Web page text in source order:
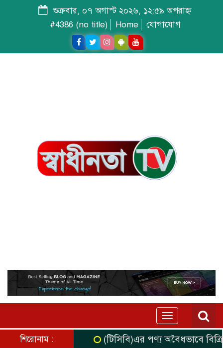
শুক্রবার, ০৭ অগাস্ট ২০২৬, ১২:৫৯ অপরাহ্ন
#4386 (no title)
Home যোগাযোগ
Toggle
navigation
শিরোনাম :
(টিসিবি)এর পণ্য অবৈধভাবে